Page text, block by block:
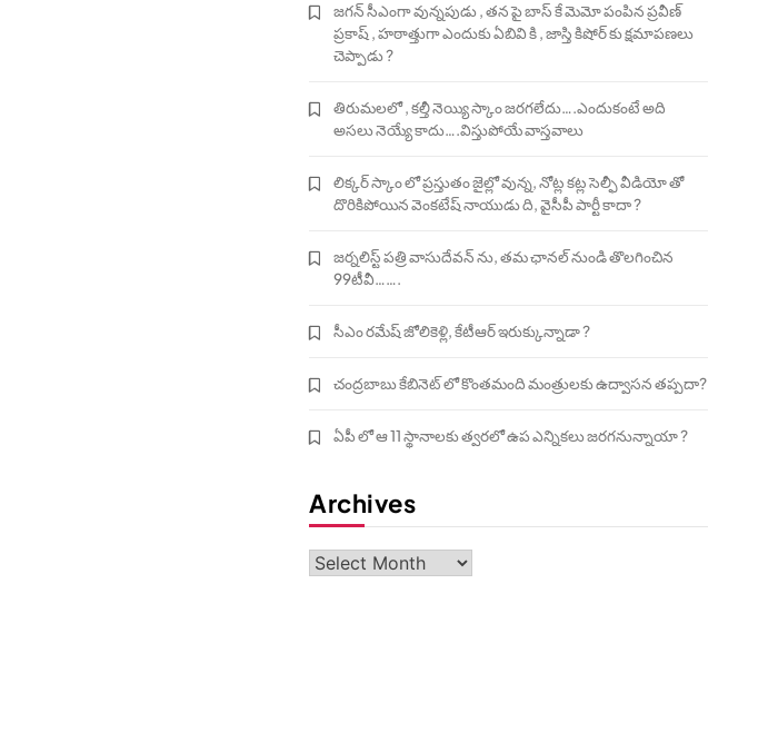
జగన్ సీఎంగా వున్నపుడు , తన పై బాస్ కే మెమో పంపిన ప్రవీణ్
ప్రకాష్ , హఠాత్తుగా ఎందుకు ఏబివి కి , జాస్తి కిషోర్ కు క్షమాపణలు
చెప్పాడు ?
తిరుమలలో , కల్తీ నెయ్యి స్కాం జరగలేదు….ఎందుకంటే అది
అసలు నెయ్యే కాదు….విస్తుపోయే వాస్తవాలు
లిక్కర్ స్కాం లో ప్రస్తుతం జైల్లో వున్న, నోట్ల కట్ల సెల్ఫీ వీడియో తో
దొరికిపోయిన వెంకటేష్ నాయుడు ది, వైసీపీ పార్టీ కాదా ?
జర్నలిస్ట్ పత్రి వాసుదేవన్ ను, తమ ఛానల్ నుండి తొలగించిన
99టీవీ…….
సీఎం రమేష్ జోలికెళ్లి, కేటీఆర్ ఇరుక్కున్నాడా ?
చంద్రబాబు కేబినెట్ లో కొంతమంది మంత్రులకు ఉద్వాసన తప్పదా?
ఏపీ లో ఆ 11 స్థానాలకు త్వరలో ఉప ఎన్నికలు జరగనున్నాయా ?
Archives
Archives